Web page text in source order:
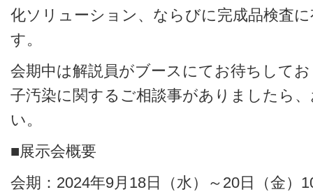
化ソリューション、ならびに完成品検査
す。
会期中は解説員がブースにてお待ちして
子汚染に関するご相談事がありましたら
い。
■展示会概要
会期：2024年9月18日（水）～20日（金）